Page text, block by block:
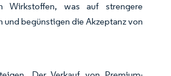
Wirkstoffen, was auf strengere
begünstigen die Akzeptanz von